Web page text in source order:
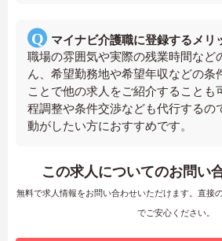
マイナビ介護職に登録するメリ
職場の雰囲気や実際の残業時間など
ん、希望勤務地や希望年収などの条
ことで他の求人をご紹介することも
程調整や条件交渉なども代行するの
動がしたい方におすすめです。
この求人についてのお問い
無料で求人情報をお問い合わせいただけます。直接
でご安心ください。